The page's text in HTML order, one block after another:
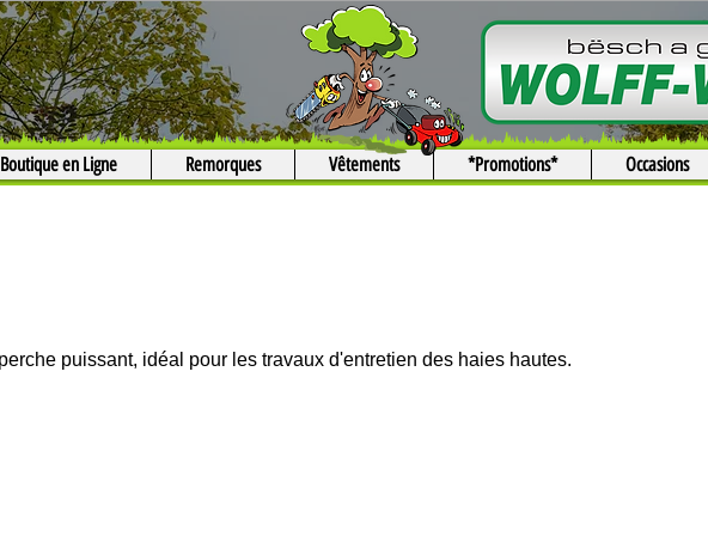
Boutique en Ligne Remorques Vêtements *Promotions* Occasions